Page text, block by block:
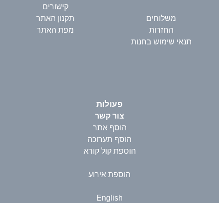
משלוחים
החזרות
תנאי שימוש בחנות
קישורים
תקנון האתר
מפת האתר
פעולות
צור קשר
הוסף אתר
הוסף תערוכה
הוספת קול קורא
הוספת אירוע
English